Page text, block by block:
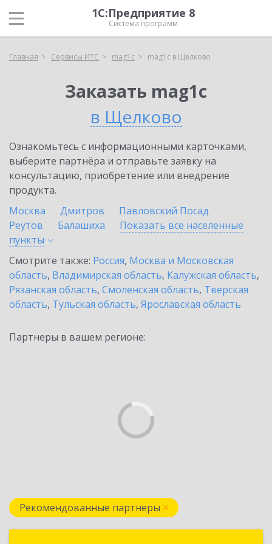
1С:Предприятие 8
Система программ
Главная Сервисы ИТС mag1c mag1c в Щелково
Заказать mag1c
в Щелково
Ознакомьтесь с информационными карточками,
выберите партнёра и отправьте заявку на
консультацию, приобретение или внедрение
продукта.
Москва
Дмитров
Павловский Посад
Реутов
Балашиха
Показать все населенные
пункты
Смотрите также: Россия, Москва и Московская
область, Владимирская область, Калужская область,
Рязанская область, Смоленская область, Тверская
область, Тульская область, Ярославская область
Партнеры в вашем регионе:
Рекомендованные партнеры